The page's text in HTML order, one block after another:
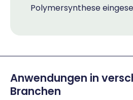
Polymersynthese
Anwendungen in
Branchen